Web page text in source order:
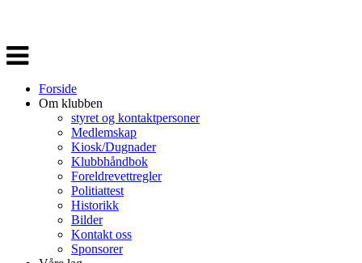
Veksle
navigasjon
Forside
Om klubben
styret og kontaktpersoner
Medlemskap
Kiosk/Dugnader
Klubbhåndbok
Foreldrevettregler
Politiattest
Historikk
Bilder
Kontakt oss
Sponsorer